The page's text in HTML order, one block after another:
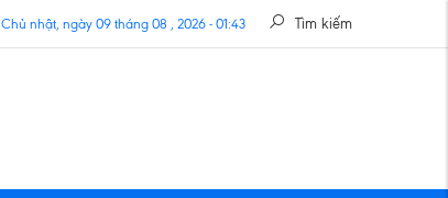
Tìm kiếm
Chủ nhật, ngày 09 tháng 08 , 2026 - 01:43